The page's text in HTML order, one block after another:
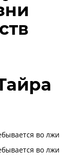
во лжи
во лжи